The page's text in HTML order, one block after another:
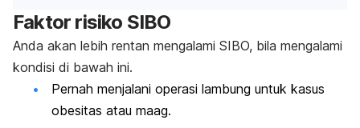
Faktor risiko SIBO
Anda akan lebih rentan mengalami SIBO, bila mengalami
kondisi di bawah ini.
Pernah menjalani operasi lambung untuk kasus
obesitas atau maag.